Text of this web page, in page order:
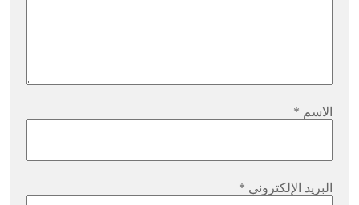
الاسم *
البريد الإلكتروني *